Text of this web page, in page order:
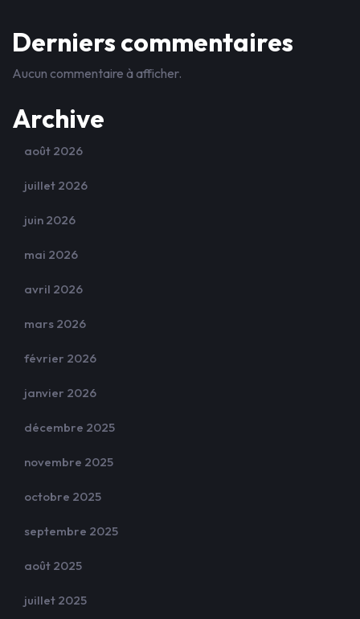
Derniers commentaires
Aucun commentaire à afficher.
Archive
août 2026
juillet 2026
juin 2026
mai 2026
avril 2026
mars 2026
février 2026
janvier 2026
décembre 2025
novembre 2025
octobre 2025
septembre 2025
août 2025
juillet 2025